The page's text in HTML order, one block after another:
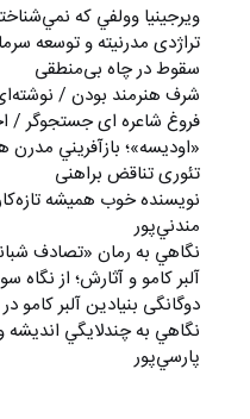
ويرجينيا وولفي كه
تراژدی مدرنیته و توسعه
سقوط در چاه بی‌منطقی
شرف هنرمند بودن /
فروغ شاعره ای جستجوگر /
«اوديسه»؛ بازآفريني مدرن
تئوری تناقض براهنی
نويسنده خوب هميشه
مندني‌پور
نگاهي به رمان «تصادف
آلبر کامو و آثارش؛ از نگاه
دوگانگی بنیادین آلبر کامو
نگاهي به چندلايگي
پارسي‌پور